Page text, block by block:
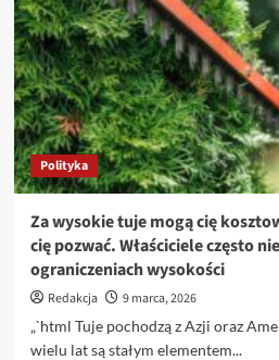
w
Zamościu
świętuje
sześć
lat
działalności
i
wkracza
w
erę
Polityka
Za wysokie tuje mogą cię
cię pozwać. Właściciele często
ograniczeniach wysokości
Redakcja
9 marca, 2026
„`html Tuje pochodzą z Azji oraz
wielu lat są stałym elementem...